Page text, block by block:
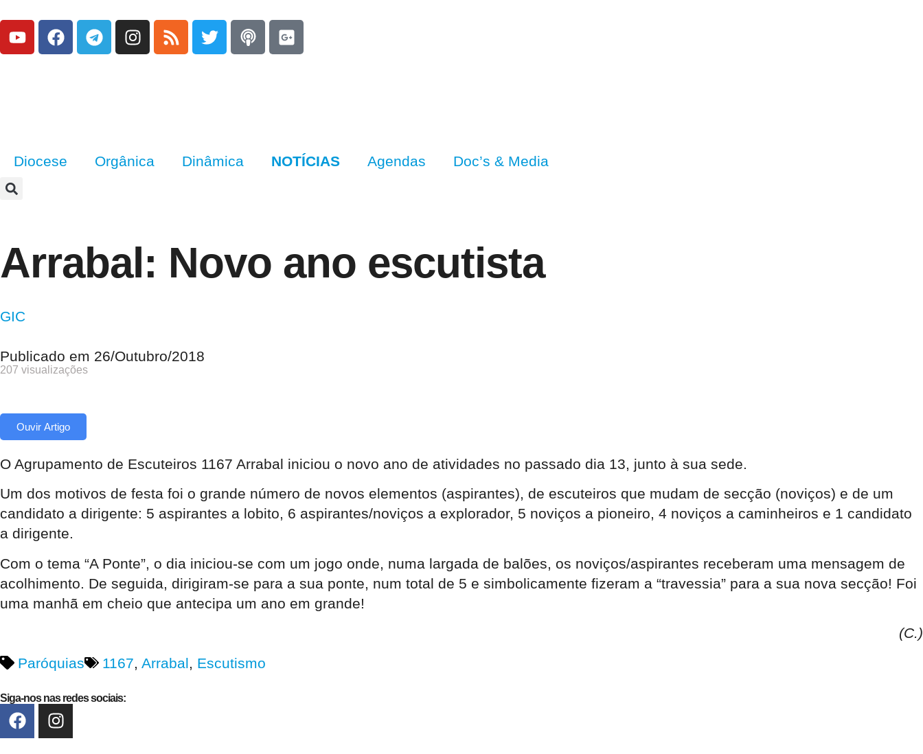
Diocese Orgânica Dinâmica NOTÍCIAS Agendas Doc’s & Media
Arrabal: Novo ano escutista
GIC
Publicado em 26/Outubro/2018
207 visualizações
Ouvir Artigo
O Agrupamento de Escuteiros 1167 Arrabal iniciou o novo ano de atividades no passado dia 13, junto à sua sede.
Um dos motivos de festa foi o grande número de novos elementos (aspirantes), de escuteiros que mudam de secção (noviços) e de um
candidato a dirigente: 5 aspirantes a lobito, 6 aspirantes/noviços a explorador, 5 noviços a pioneiro, 4 noviços a caminheiros e 1 candidato
a dirigente.
Com o tema “A Ponte”, o dia iniciou-se com um jogo onde, numa largada de balões, os noviços/aspirantes receberam uma mensagem de
acolhimento. De seguida, dirigiram-se para a sua ponte, num total de 5 e simbolicamente fizeram a “travessia” para a sua nova secção! Foi
uma manhã em cheio que antecipa um ano em grande!
(C.)
Paróquias
1167 Arrabal Escutismo
Siga-nos nas redes sociais: